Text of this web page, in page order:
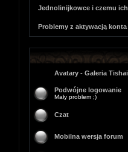
Jednolinijkowce i czemu
Problemy z aktywacją konta
Avatary - Galeria Tishai
Podwójne logowanie
Mały problem ;)
Czat
Mobilna wersja forum